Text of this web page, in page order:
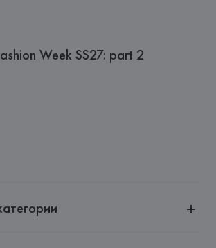
Week SS27: part 2